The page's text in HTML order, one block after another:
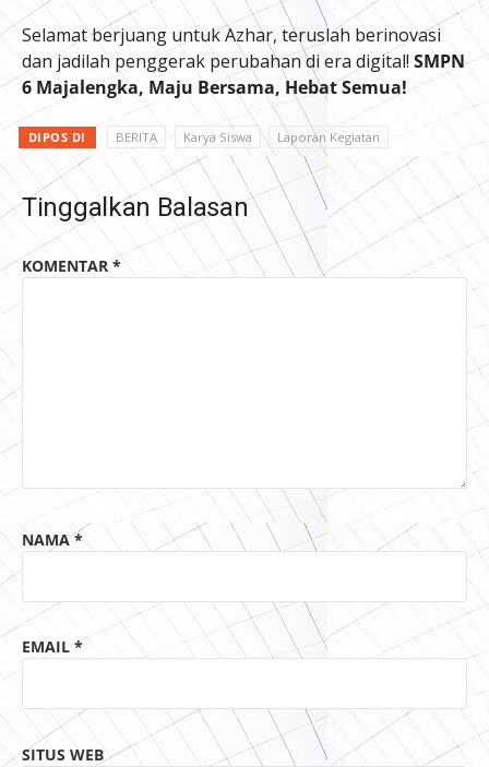
Selamat berjuang untuk Azhar, teruslah berinovasi
dan jadilah penggerak perubahan di era digital! SMPN
6 Majalengka, Maju Bersama, Hebat Semua!
DIPOS DI BERITA Karya Siswa Laporan Kegiatan
Tinggalkan Balasan
KOMENTAR *
NAMA*
EMAIL *
SITUS WEB